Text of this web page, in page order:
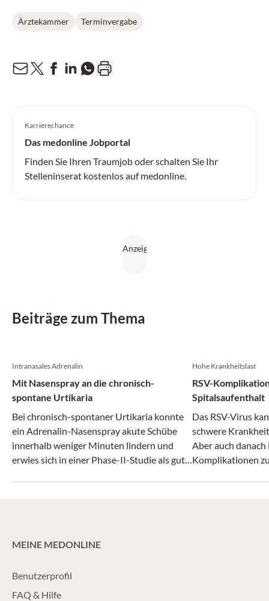
Ärztekammer Terminvergabe
Karrierechance
Das medonline Jobportal
Finden Sie Ihren Traumjob oder schalten Sie Ihr
Stelleninserat kostenlos auf medonline.
Beiträge zum Thema
Intranasales Adrenalin
Mit Nasenspray an die chronisch-
spontane Urtikaria
Bei chronisch-spontaner Urtikaria konnte
ein Adrenalin-Nasenspray akute Schübe
innerhalb weniger Minuten lindern und
erwies sich in einer Phase-II-Studie als gut
Hohe Krankheitslast
RSV-
Spitalsaufenthalt
Das RSV-Virus
schwere
Aber auch
Komplikationen
MEINE MEDONLINE
Benutzerprofil
FAQ & Hilfe